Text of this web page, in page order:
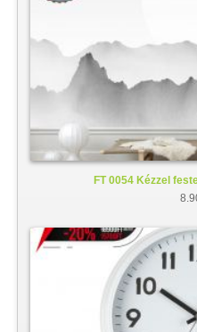
FT 0054 Kézzel